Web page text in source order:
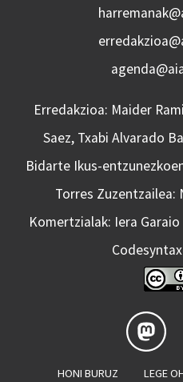
Erredakzioa: Maider
Saez, Txabi Alvarado
Bidarte Ikus-
Torres Zuzentzailea:
Komertzialak: Iera
HONI BURUZ LEGE